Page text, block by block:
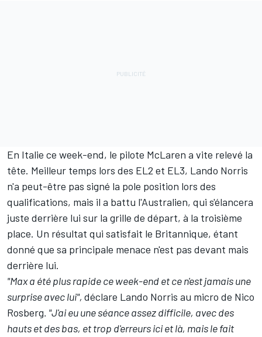
En Italie ce week-end, le pilote McLaren a vite relevé la
tête. Meilleur temps lors des EL2 et EL3, Lando Norris
n'a peut-être pas signé la pole position lors des
qualifications, mais il a battu l'Australien, qui s'élancera
juste derrière lui sur la grille de départ, à la troisième
place. Un résultat qui satisfait le Britannique, étant
donné que sa principale menace n'est pas devant mais
derrière lui.
"Max a été plus rapide ce week-end et ce n'est jamais une
surprise avec lui", déclare Lando Norris au micro de Nico
Rosberg. "J'ai eu une séance assez difficile, avec des
hauts et des bas, et trop d'erreurs ici et là, mais le fait